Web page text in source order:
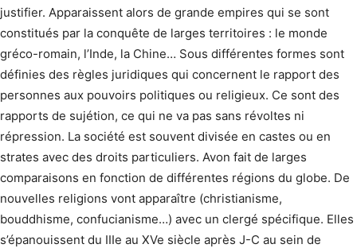
justifier. Apparaissent alors de grande empires qui se sont
constitués par la conquête de larges territoires : le monde
gréco-romain, l’Inde, la Chine… Sous différentes formes sont
définies des règles juridiques qui concernent le rapport des
personnes aux pouvoirs politiques ou religieux. Ce sont des
rapports de sujétion, ce qui ne va pas sans révoltes ni
répression. La société est souvent divisée en castes ou en
strates avec des droits particuliers. Avon fait de larges
comparaisons en fonction de différentes régions du globe. De
nouvelles religions vont apparaître (christianisme,
bouddhisme, confucianisme…) avec un clergé spécifique. Elles
s’épanouissent du IIIe au XVe siècle après J-C au sein de